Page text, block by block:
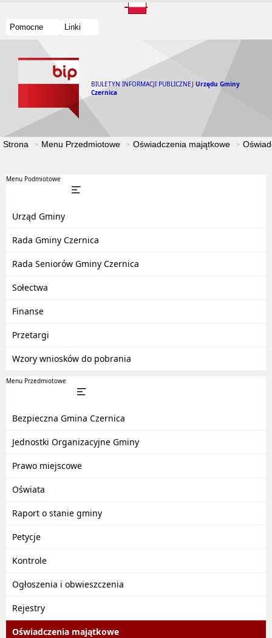
Pomocne Linki
BIULETYN INFORMACJI PUBLICZNEJ Urzędu Gminy
Czernica
Strona Menu Przedmiotowe Oświadczenia majątkowe
Menu Podmiotowe
Urząd Gminy
Rada Gminy Czernica
Rada Seniorów Gminy Czernica
Sołectwa
Finanse
Przetargi
Wzory wniosków do pobrania
Menu Przedmiotowe
Bezpieczna Gmina Czernica
Jednostki Organizacyjne Gminy
Prawo miejscowe
Oświata
Raport o stanie gminy
Petycje
Kontrole
Ogłoszenia i obwieszczenia
Rejestry
Oświadczenia majątkowe